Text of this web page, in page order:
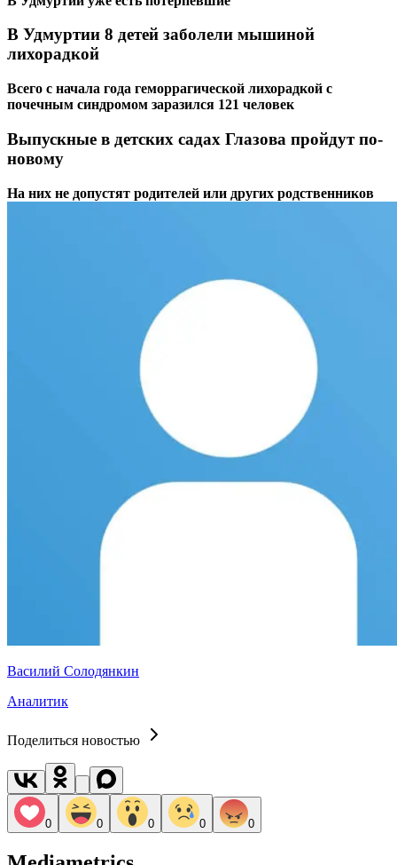
В Удмуртии 8 детей заболели мышиной
лихорадкой
Всего с начала года геморрагической лихорадкой с
почечным синдромом заразился 121 человек
Выпускные в детских садах Глазова пройдут по-
новому
На них не допустят родителей или других родственников
Василий Солодянкин
Аналитик
Поделиться новостью
0 0 0 0 0